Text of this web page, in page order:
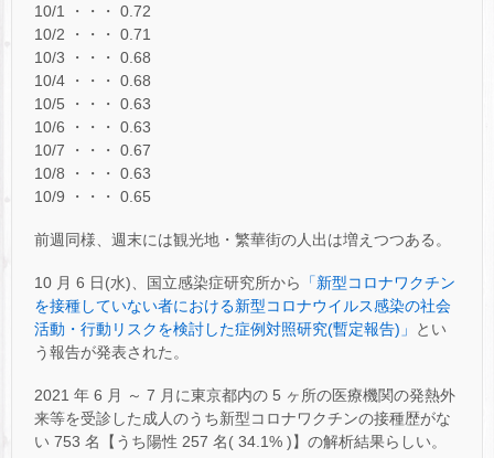
10/1 ・・・ 0.72
10/2 ・・・ 0.71
10/3 ・・・ 0.68
10/4 ・・・ 0.68
10/5 ・・・ 0.63
10/6 ・・・ 0.63
10/7 ・・・ 0.67
10/8 ・・・ 0.63
10/9 ・・・ 0.65
前週同様、週末には観光地・繁華街の人出は増えつつある。
10 月 6 日(水)、国立感染症研究所から
「新型コロナワクチン
を接種していない者における新型コロナウイルス感染の社会
活動・行動リスクを検討した症例対照研究(暫定報告)」
とい
う報告が発表された。
2021 年 6 月 ～ 7 月に東京都内の 5 ヶ所の医療機関の発熱外
来等を受診した成人のうち新型コロナワクチンの接種歴がな
い 753 名【うち陽性 257 名( 34.1% )】の解析結果らしい。